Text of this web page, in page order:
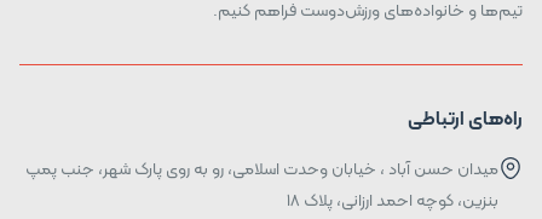
تیم‌ها و خانواده‌های ورزش‌دوست فراهم کنیم.
راه‌های ارتباطی
میدان حسن آباد ، خیابان وحدت اسلامی، رو به روی پارک شهر، جنب پمپ
بنزین، کوچه احمد ارزانی، پلاک ۱۸